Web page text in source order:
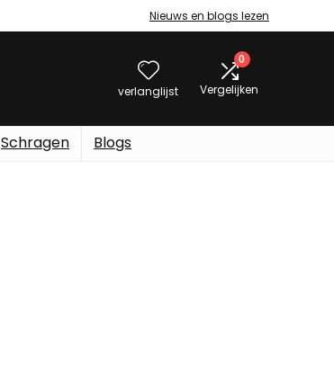
Nieuws en blogs lezen
verlanglijst
0
Vergelijken
Schragen Blogs